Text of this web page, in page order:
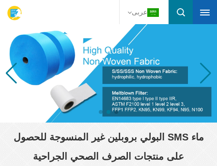
عربى
ماء SMS البولي بروبلين غير المنسوجة للحصول
على منتجات الصرف الصحي الجراحية